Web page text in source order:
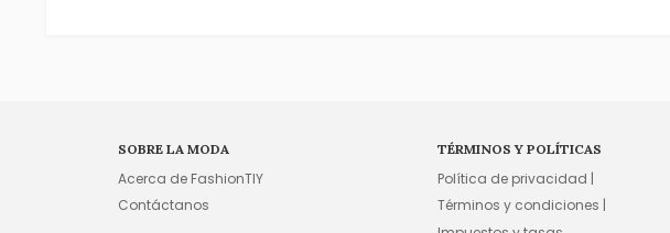
SOBRE LA MODA
Acerca de FashionTIY
Contáctanos
TÉRMINOS Y POLÍTICAS
Política de privacidad |
Términos y condiciones |